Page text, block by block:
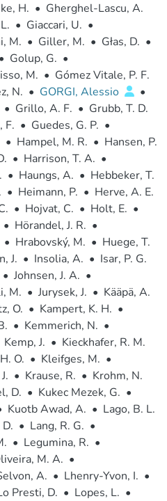
H. • Gherghel-Lascu, A.
• Giaccari, U. •
M. • Giller, M. • Głas, D. •
• Golup, G. •
M. • Gómez Vitale, P. F.
N. • GORGI, Alessio
•
• Grillo, A. F. • Grubb, T. D.
F. • Guedes, G. P. •
• Hampel, M. R. • Hansen, P.
• Harrison, T. A. •
• Haungs, A. • Hebbeker, T.
• Heimann, P. • Herve, A. E.
• Hojvat, C. • Holt, E. •
• Hörandel, J. R. •
• Hrabovský, M. • Huege, T.
J. • Insolia, A. • Isar, P. G.
• Johnsen, J. A. •
M. • Jurysek, J. • Kääpä, A.
O. • Kampert, K. H. •
• Kemmerich, N. •
Kemp, J. • Kieckhafer, R. M.
O. • Kleifges, M. •
• Krause, R. • Krohm, N.
D. • Kukec Mezek, G. •
Kuotb Awad, A. • Lago, B. L.
• Lang, R. G. •
• Legumina, R. •
M. A. •
A. • Lhenry-Yvon, I. •
Presti, D. • Lopes, L. •